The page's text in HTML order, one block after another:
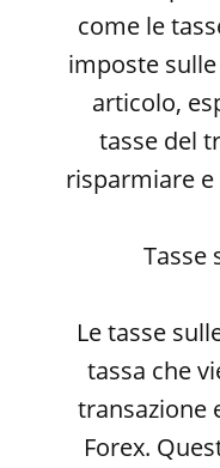
come le
imposte
articolo,
tasse del
risparmiare
Tasse
Le tasse
tassa che
transazione
Forex.